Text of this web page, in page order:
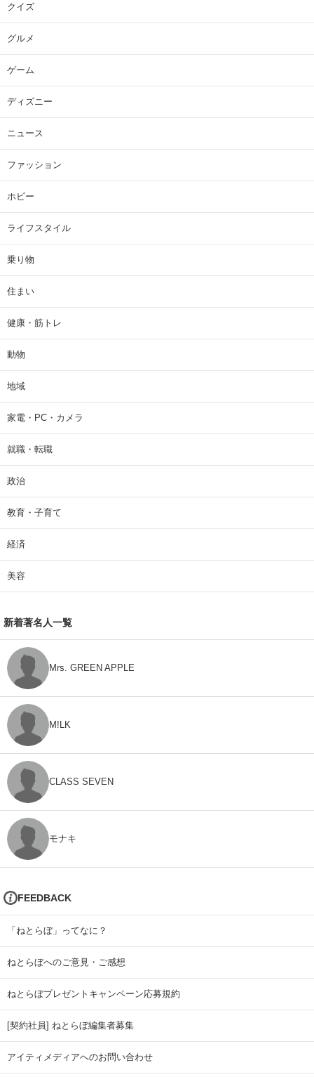
クイズ
グルメ
ゲーム
ディズニー
ニュース
ファッション
ホビー
ライフスタイル
乗り物
住まい
健康・筋トレ
動物
地域
家電・PC・カメラ
就職・転職
政治
教育・子育て
経済
美容
新着著名人一覧
Mrs. GREEN APPLE
M!LK
CLASS SEVEN
モナキ
FEEDBACK
「ねとらぼ」ってなに？
ねとらぼへのご意見・ご感想
ねとらぼプレゼントキャンペーン応募規約
[契約社員] ねとらぼ編集者募集
アイティメディアへのお問い合わせ